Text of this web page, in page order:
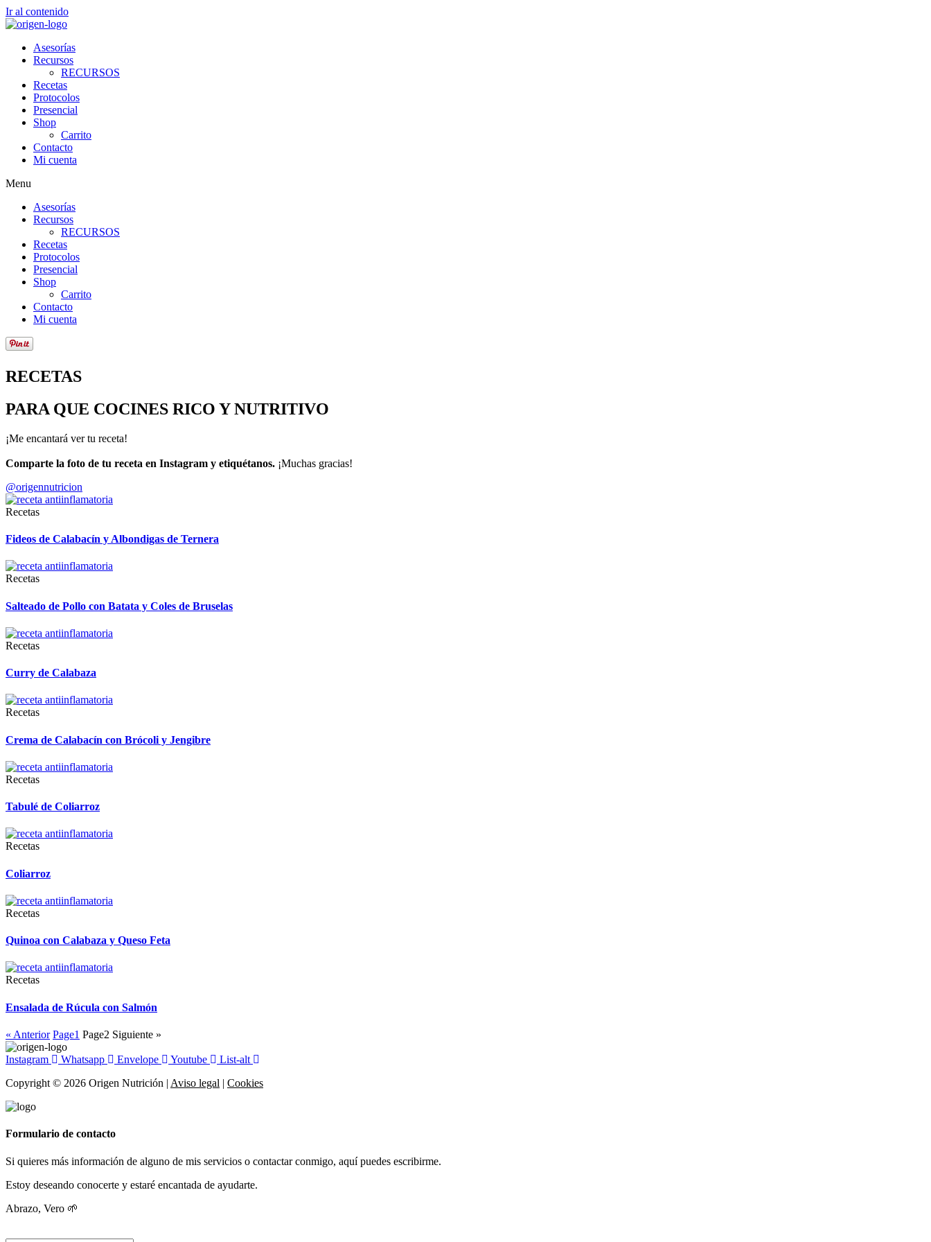
Ir al contenido
Asesorías
Recursos
RECURSOS
Recetas
Protocolos
Presencial
Shop
Carrito
Contacto
Mi cuenta
Menu
Asesorías
Recursos
RECURSOS
Recetas
Protocolos
Presencial
Shop
Carrito
Contacto
Mi cuenta
RECETAS
PARA QUE COCINES RICO Y NUTRITIVO
¡Me encantará ver tu receta!
Comparte la foto de tu receta en Instagram y etiquétanos. ¡Muchas gracias!
@origennutricion
Recetas
Fideos de Calabacín y Albondigas de Ternera
Recetas
Salteado de Pollo con Batata y Coles de Bruselas
Recetas
Curry de Calabaza
Recetas
Crema de Calabacín con Brócoli y Jengibre
Recetas
Tabulé de Coliarroz
Recetas
Coliarroz
Recetas
Quinoa con Calabaza y Queso Feta
Recetas
Ensalada de Rúcula con Salmón
« Anterior Page1 Page2 Siguiente »
Instagram Whatsapp Envelope Youtube
List-alt
Copyright © 2026 Origen Nutrición | Aviso legal | Cookies
Formulario de contacto
Si quieres más información de alguno de mis servicios o contactar conmigo, aquí puedes escribirme.
Estoy deseando conocerte y estaré encantada de ayudarte.
Abrazo, Vero 🌱